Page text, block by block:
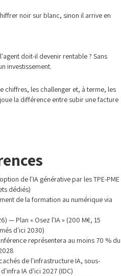
noir sur blanc, sinon il arrive en
doit-il devenir rentable ? Sans
investissement.
chiffres, les challenger et, à terme, les
la différence entre subir une facture
de l'IA générative par les TPE-PME
dédiés)
de la formation au numérique via
— Plan « Osez l'IA » (200 M€, 15
d'ici 2030)
représentera au moins 70 % du
de l'infrastructure IA, sous-
IA d'ici 2027 (IDC)